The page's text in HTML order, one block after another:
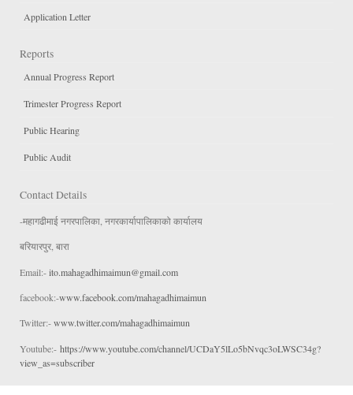
Application Letter
Reports
Annual Progress Report
Trimester Progress Report
Public Hearing
Public Audit
Contact Details
-महागढीमाई नगरपालिका, नगरकार्यापालिकाको कार्यालय
बरियारपुर, बारा
Email:-ito.mahagadhimaimun@gmail.com
facebook:-www.facebook.com/mahagadhimaimun
Twitter:-www.twitter.com/mahagadhimaimun
Youtube:- https://www.youtube.com/channel/UCDaY5lLo5bNvqc3oLWSC34g?
view_as=subscriber